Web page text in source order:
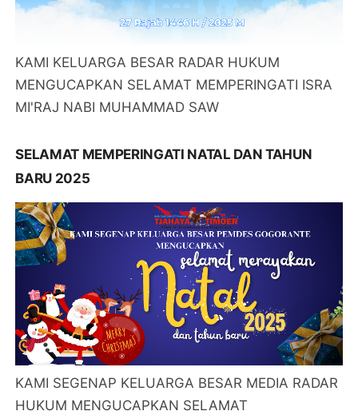
KAMI KELUARGA BESAR RADAR HUKUM
MENGUCAPKAN SELAMAT MEMPERINGATI ISRA
MI'RAJ NABI MUHAMMAD SAW
SELAMAT MEMPERINGATI NATAL DAN TAHUN
BARU 2025
KAMI SEGENAP KELUARGA BESAR MEDIA RADAR
HUKUM MENGUCAPKAN SELAMAT